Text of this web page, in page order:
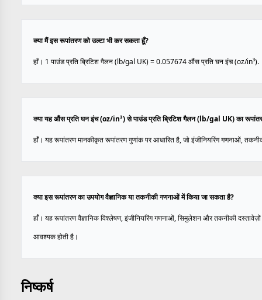
क्या मैं इस रूपांतरण को उल्टा भी कर सकता हूँ?
हाँ। 1 पाउंड प्रति ब्रिटिश गैलन (lb/gal UK) = 0.057674 औंस प्रति घन इंच (oz/in³).
क्या यह औंस प्रति घन इंच (oz/in³) से पाउंड प्रति ब्रिटिश गैलन (lb/gal UK) का
हाँ। यह रूपांतरण मानकीकृत रूपांतरण गुणांक पर आधारित है, जो इंजीनियरिंग गणनाओं,
क्या इस रूपांतरण का उपयोग वैज्ञानिक या तकनीकी गणनाओं में किया जा सकता है?
हाँ। यह रूपांतरण वैज्ञानिक विश्लेषण, इंजीनियरिंग गणनाओं, सिमुलेशन और तकनीकी
आवश्यक होती है।
निष्कर्ष